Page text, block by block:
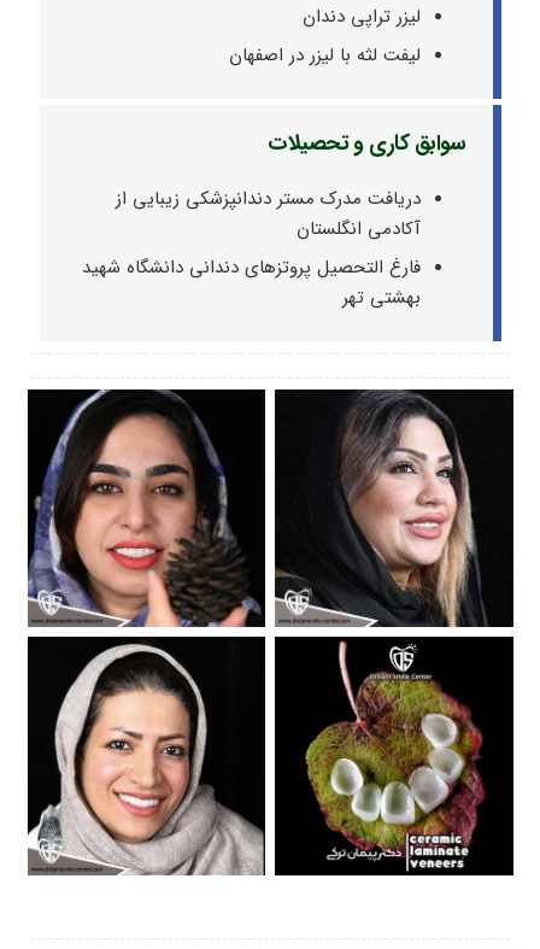
لیزر تراپی دندان
لیفت لثه با لیزر در اصفهان
سوابق کاری و تحصیلات
دریافت مدرک مستر دندانپزشکی زیبایی از
آکادمی انگلستان
فارغ التحصیل پروتزهای دندانی دانشگاه شهید
بهشتی تهر